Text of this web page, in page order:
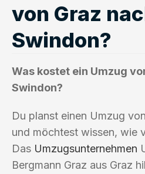
von Graz
Swindon?
Was kostet ein Umzug
Swindon?
Du planst einen Umzug
und möchtest wissen, wie
Das Umzugsunternehmen
Bergmann Graz aus Graz